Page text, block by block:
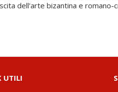
dell'arte bizantina e romano-
UTILI